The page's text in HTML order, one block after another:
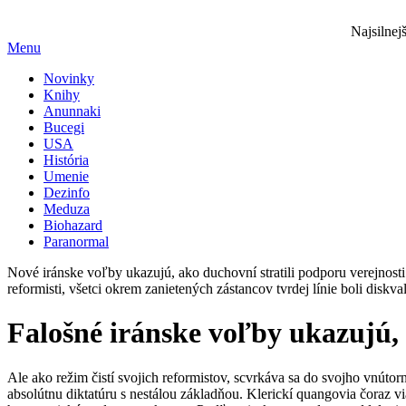
Menu
Novinky
Knihy
Anunnaki
Bucegi
USA
História
Umenie
Dezinfo
Meduza
Biohazard
Paranormal
Nové iránske voľby ukazujú, ako duchovní stratili podporu
reformisti, všetci okrem zanietených zástancov tvrdej línie boli
Falošné iránske voľby
Ale ako režim čistí svojich reformistov, scvrkáva sa do svojho
absolútnu diktatúru s nestálou základňou. Klerickí quangovia čoraz